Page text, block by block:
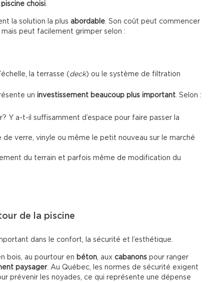
choisi.
la solution la plus abordable. Son coût peut commencer
peut facilement grimper selon :
la terrasse ( deck) ou le système de filtration
un investissement beaucoup plus important. Selon :
Y a-t-il suffisamment d’espace pour faire passer la
verre, vinyle ou même le petit nouveau sur le marché
du terrain et parfois même de modification du
de la piscine
dans le confort, la sécurité et l’esthétique.
bois, au pourtour en béton, aux cabanons pour ranger
paysager. Au Québec, les normes de sécurité exigent
prévenir les noyades, ce qui représente une dépense